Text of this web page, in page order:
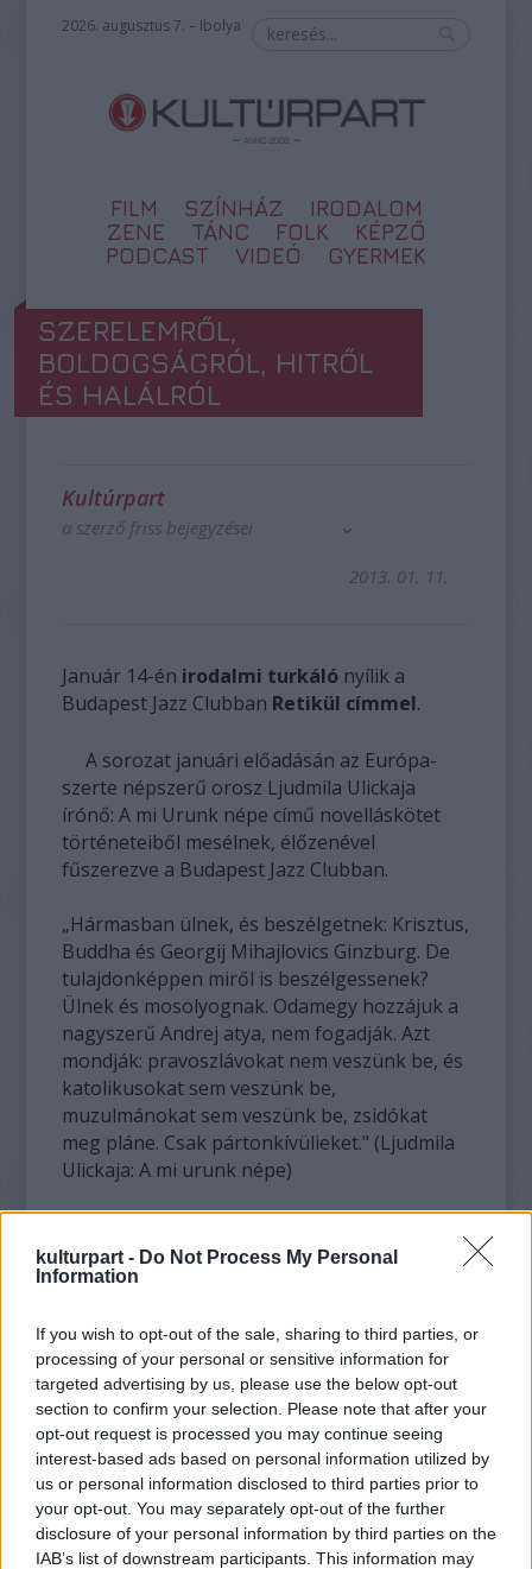
kulturpart - Do Not Process My Personal
Information
If you wish to opt-out of the sale, sharing to third parties, or
processing of your personal or sensitive information for
targeted advertising by us, please use the below opt-out
section to confirm your selection. Please note that after your
opt-out request is processed you may continue seeing
interest-based ads based on personal information utilized by
us or personal information disclosed to third parties prior to
your opt-out. You may separately opt-out of the further
disclosure of your personal information by third parties on the
IAB’s list of downstream participants. This information may
2026. augusztus 7. – Ibolya
FILM SZÍNHÁZ
IRODALOM
ZENE
TÁNC FOLK
KÉPZŐ
PODCAST
VIDEÓ GYERMEK
SZERELEMRŐL,
BOLDOGSÁGRÓL, HITRŐL
ÉS HALÁLRÓL
Kultúrpart
a szerző friss bejegyzései
2013. 01. 11.
Január 14-én irodalmi turkáló nyílik a
Budapest Jazz Clubban Retikül címmel.
A sorozat januári előadásán az Európa-
szerte népszerű orosz Ljudmila Ulickaja
írónő: A mi Urunk népe című novelláskötet
történeteiből mesélnek, élőzenével
fűszerezve a Budapest Jazz Clubban.
„Hármasban ülnek, és beszélgetnek: Krisztus,
Buddha és Georgij Mihajlovics Ginzburg. De
tulajdonképpen miről is beszélgessenek?
Ülnek és mosolyognak. Odamegy hozzájuk a
nagyszerű Andrej atya, nem fogadják. Azt
mondják: pravoszlávokat nem veszünk be, és
katolikusokat sem veszünk be,
muzulmánokat sem veszünk be, zsidókat
meg pláne. Csak pártonkívülieket." (Ljudmila
Ulickaja: A mi urunk népe)
csak mesél... Mindenről és mindenkiről van
egy jó története... Különösen érzékeny a
ezeket is úgy tárja elénk, mintha a világ
legtermészetesebb dolgairól beszélne.
Rendkívül sokat tud a legfontosabb
dolgokról: szerelemről, boldogságról, hitről
és halálról."
Az estet összeállította és előadja Takáts
Andrea színésznő; zongorán közreműködik
Darvas Ferenc.